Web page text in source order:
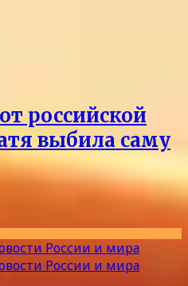
российской
выбила саму